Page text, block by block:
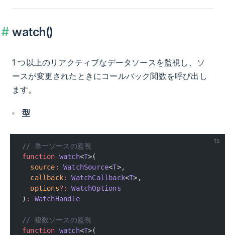
watch()
1 つ以上のリアクティブなデータソースを監視し、ソ
ースが変更されたときにコールバック関数を呼び出し
ます。
型
ts
// 単一ソースの監視
function watch<T>(
  source
: WatchSource<T>,
  callback
: WatchCallback<T>,
  options
?:
WatchOptions
) : WatchHandle
// 複数ソースの監視
function watch<T>(